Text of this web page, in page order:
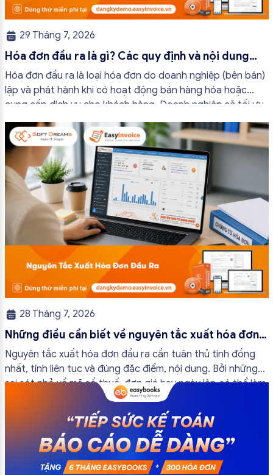
29 Tháng 7, 2026
Hóa đơn đầu ra là gì? Các quy định và nội dung
bắt buộc mới nhất
Hóa đơn đầu ra là loại hóa đơn do doanh nghiệp (bên bán)
lập và phát hành khi có hoạt động bán hàng hóa hoặc
cung cấp dịch vụ cho khách hàng. Doanh nghiệp sẽ tối ưu
quy trình vận hành và tránh được những án phạt hành
chính không đáng có nếu nắm rõ […]
28 Tháng 7, 2026
Những điều cần biết về nguyên tắc xuất hóa đơn
đầu ra
Nguyên tắc xuất hóa đơn đầu ra cần tuân thủ tính đồng
nhất, tính liên tục và đúng đặc điểm, nội dung. Bởi những
sai sót nhỏ về mã số thuế, đơn giá hay ngày lập có thể làm
ảnh hưởng đến quá trình quyết toán thuế của bạn. Kế
toán có thể tham khảo […]